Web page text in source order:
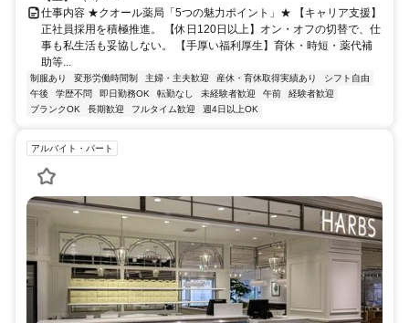
仕事内容 ★クオール薬局「5つの魅力ポイント」★ 【キャリア支援】
正社員採用を積極推進。 【休日120日以上】オン・オフの切替で、仕
事も私生活も妥協しない。 【手厚い福利厚生】育休・時短・薬代補
助等...
制服あり 変形労働時間制 主婦・主夫歓迎 産休・育休取得実績あり
シフト自由
午後
学歴不問 即日勤務OK 転勤なし 未経験者歓迎 午前
経験者歓迎
ブランクOK
長期歓迎 フルタイム歓迎 週4日以上OK
アルバイト・パート